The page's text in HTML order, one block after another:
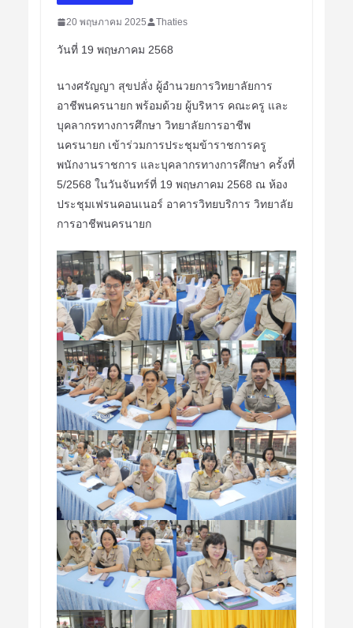
20 พฤษภาคม 2025 Thaties
วันที่ 19 พฤษภาคม 2568
นางศรัญญา สุขปลั่ง ผู้อำนวยการวิทยาลัยการ
อาชีพนครนายก พร้อมด้วย ผู้บริหาร คณะครู และ
บุคลากรทางการศึกษา วิทยาลัยการอาชีพ
นครนายก เข้าร่วมการประชุมข้าราชการครู
พนักงานราชการ และบุคลากรทางการศึกษา ครั้งที่
5/2568 ในวันจันทร์ที่ 19 พฤษภาคม 2568 ณ ห้อง
ประชุมเฟรนคอนเนอร์ อาคารวิทยบริการ วิทยาลัย
การอาชีพนครนายก